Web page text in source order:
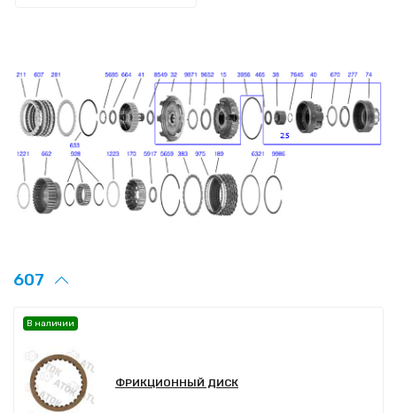
607
ФРИКЦИОННЫЙ ДИСК
В наличии